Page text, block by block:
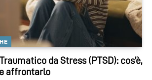
da Stress (PTSD): cos’è,
affrontarlo